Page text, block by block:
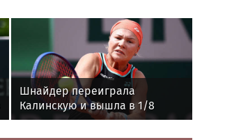
Шнайдер переиграла
Калинскую и вышла в 1/8
финала WTA 1000 в Торонто